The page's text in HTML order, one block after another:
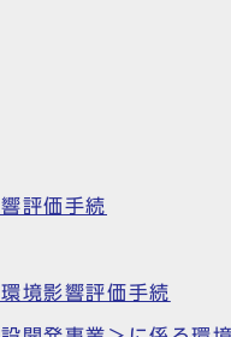
評価手続
境影響評価手続